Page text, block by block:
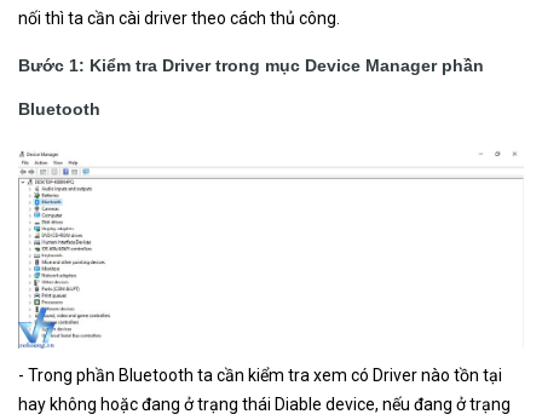
nối thì ta cần cài driver theo cách thủ công.
Bước 1: Kiểm tra Driver trong mục Device Manager phần
Bluetooth
- Trong phần Bluetooth ta cần kiểm tra xem có Driver nào tồn tại
hay không hoặc đang ở trạng thái Diable device, nếu đang ở trạng